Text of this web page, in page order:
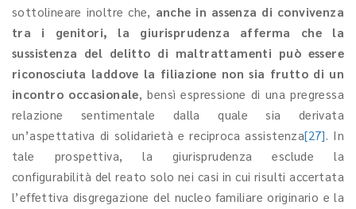
sottolineare inoltre che, anche in assenza di convivenza
tra i genitori, la giurisprudenza afferma che la
sussistenza del delitto di maltrattamenti può essere
riconosciuta laddove la filiazione non sia frutto di un
incontro occasionale, bensì espressione di una pregressa
relazione sentimentale dalla quale sia derivata
un’aspettativa di solidarietà e reciproca assistenza[27]. In
tale prospettiva, la giurisprudenza esclude la
configurabilità del reato solo nei casi in cui risulti accertata
l’effettiva disgregazione del nucleo familiare originario e la